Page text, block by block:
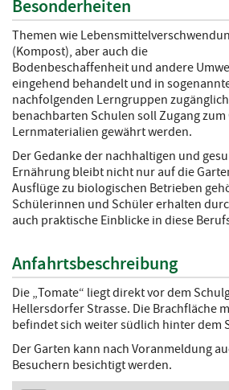
Besonderheiten
Themen wie
(Kompost), aber auch die
Bodenbeschaffenheit und andere
eingehend behandelt und in
nachfolgenden Lerngruppen
benachbarten Schulen soll Zugang
Lernmaterialien gewährt werden.
Der Gedanke der nachhaltigen und
Ernährung bleibt nicht nur auf die
Ausflüge zu biologischen Betrieben
Schülerinnen und Schüler erhalten
auch praktische Einblicke in diese
Anfahrtsbeschreibung
Die „Tomate“ liegt direkt vor dem
Hellersdorfer Strasse. Die Brachfläche
befindet sich weiter südlich hinter dem
Der Garten kann nach Voranmeldung
Besuchern besichtigt werden.